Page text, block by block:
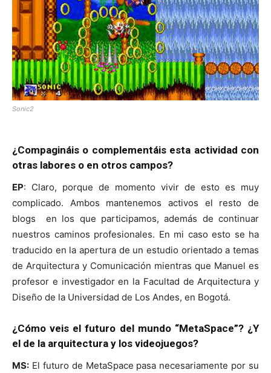
Sonic2
¿Compagináis o complementáis esta actividad con
otras labores o en otros campos?
EP: Claro, porque de momento vivir de esto es muy
complicado. Ambos mantenemos activos el resto de
blogs en los que participamos, además de continuar
nuestros caminos profesionales. En mi caso esto se ha
traducido en la apertura de un estudio orientado a temas
de Arquitectura y Comunicación mientras que Manuel es
profesor e investigador en la Facultad de Arquitectura y
Diseño de la Universidad de Los Andes, en Bogotá.
¿Cómo veis el futuro del mundo “MetaSpace”? ¿Y
el de la arquitectura y los videojuegos?
MS: El futuro de MetaSpace pasa necesariamente por su